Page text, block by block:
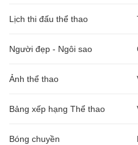
Lịch thi đấu thể thao
Người đẹp - Ngôi sao
Ảnh thể thao
Bảng xếp hạng Thể thao
Bóng chuyền